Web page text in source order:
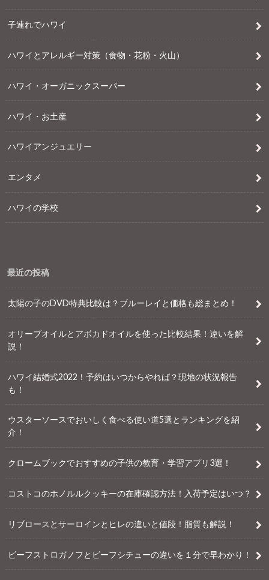
子連れでハワイ
ハワイとアレルギー対策（食物・花粉・火山）
ハワイ・オーガニックスーパー
ハワイ・お土産
ハワイアンジュエリー
エンタメ
ハワイの学校
最近の投稿
太陽の子のDVD特典比較は？ブルーレイと価格も総まとめ！
オリーブオイルとアボカドオイルを使った比較結果！違いを解
説！
ハワイ結婚式2022！予約はいつからやれば？現地の状況報告
も！
ウスターソースでおいしく食べる使い道5選とランキングを紹
介！
クロームブックでおすすめの子供の教育・学習アプリ3選！
コストコのホノルルクッキーの在庫確認方法！入荷予定はいつ？
リブロースとサーロインとヒレの違いと値段！脂質も解説！
ビーフストロガノフとビーフシチューの違いを１分で早わかり！